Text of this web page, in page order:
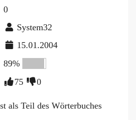
0
System32
15.01.2004
89%
75 0
als Teil des Wörterbuches